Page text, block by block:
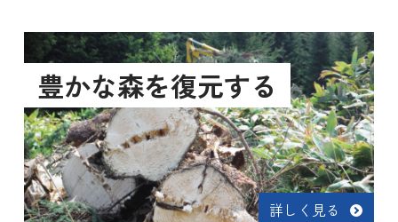
豊かな森を復元する
詳しく見る